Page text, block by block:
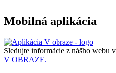
Mobilná aplikácia
Sledujte informácie z nášho webu v
V OBRAZE.